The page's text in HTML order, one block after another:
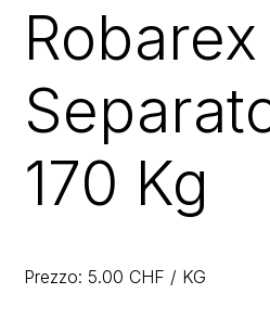
170 Kg
Prezzo: 5.00 CHF / KG